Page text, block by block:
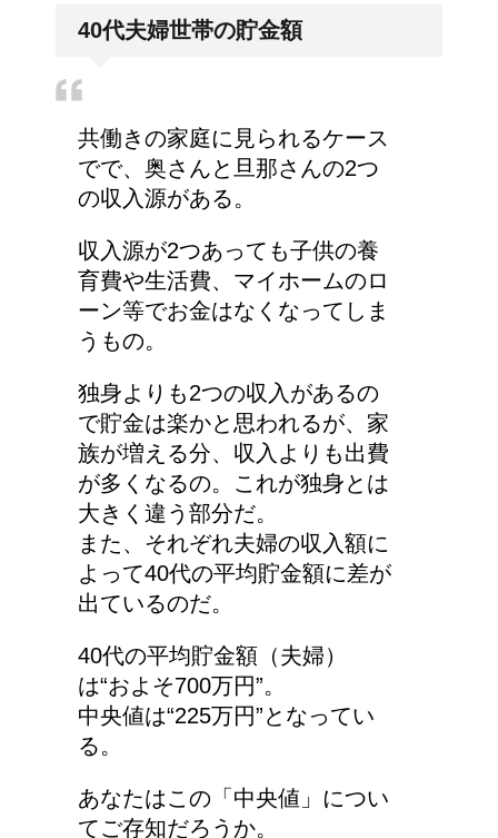
や予兆の3パターン
トマトの収穫、なぜ実が
割れるのか？
猫のゴロゴロ音、急に言
40代夫婦世帯の貯金額
共働きの家庭に見られるケース
でで、奥さんと旦那さんの2つ
の収入源がある。
収入源が2つあっても子供の養
育費や生活費、マイホームのロ
ーン等でお金はなくなってしま
うもの。
独身よりも2つの収入があるの
で貯金は楽かと思われるが、家
族が増える分、収入よりも出費
が多くなるの。これが独身とは
大きく違う部分だ。
また、それぞれ夫婦の収入額に
よって40代の平均貯金額に差が
出ているのだ。
40代の平均貯金額（夫婦）
は“およそ700万円”。
中央値は“225万円”となってい
る。
あなたはこの「中央値」につい
てご存知だろうか。